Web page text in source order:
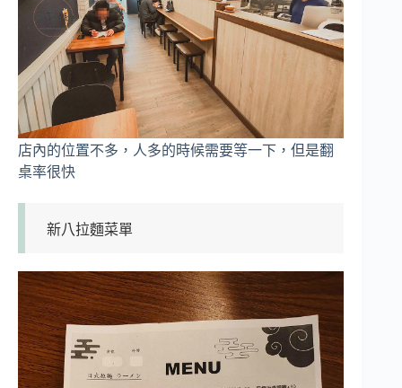
店內的位置不多，人多的時候需要等一下，但是翻
桌率很快
新八拉麵菜單